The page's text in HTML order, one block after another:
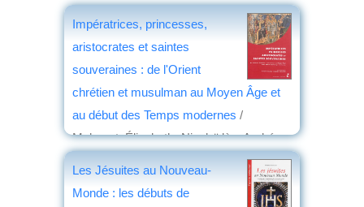
Impératrices, princesses,
aristocrates et saintes
souveraines : de l'Orient
chrétien et musulman au Moyen Âge et
au début des Temps modernes /
Malamut, Élisabeth- Nicolaïdès, Andréas
éd. Presses universitaires de Provence,
Les Jésuites au Nouveau-
Monde : les débuts de